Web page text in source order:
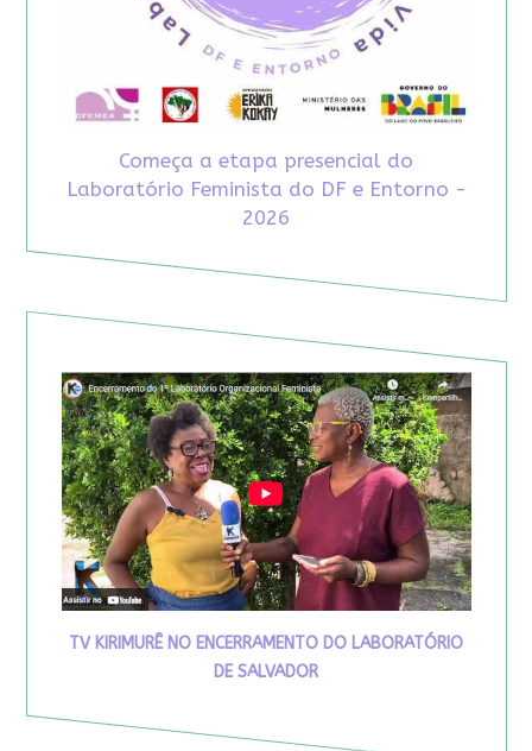
Começa a etapa presencial do
Laboratório Feminista do DF e Entorno -
2026
TV KIRIMURÊ NO ENCERRAMENTO DO LABORATÓRIO
DE SALVADOR